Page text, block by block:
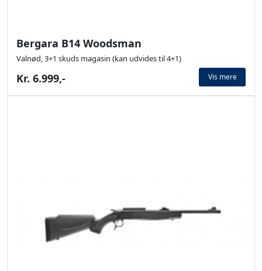
Bergara B14 Woodsman
Valnød, 3+1 skuds magasin (kan udvides til 4+1)
Kr. 6.999,- Vis mere